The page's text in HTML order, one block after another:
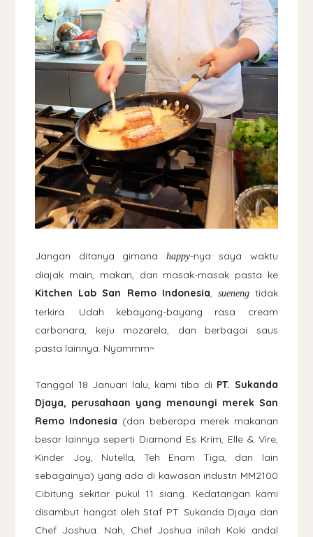
Jangan ditanya gimana happy-nya saya waktu
diajak main, makan, dan masak-masak pasta ke
Kitchen Lab San Remo Indonesia, suenengtidak
terkira. Udah kebayang-bayang rasa cream
carbonara, keju mozarela, dan berbagai saus
pasta lainnya. Nyammm~
Tanggal 18 Januari lalu, kami tiba di PT. Sukanda
Djaya, perusahaan yang menaungi merek San
Remo Indonesia (dan beberapa merek makanan
besar lainnya seperti Diamond Es Krim, Elle & Vire,
Kinder Joy, Nutella, Teh Enam Tiga, dan lain
sebagainya) yang ada di kawasan industri MM2100
Cibitung sekitar pukul 11 siang. Kedatangan kami
disambut hangat oleh Staf PT. Sukanda Djaya dan
Chef Joshua. Nah, Chef Joshua inilah Koki andal